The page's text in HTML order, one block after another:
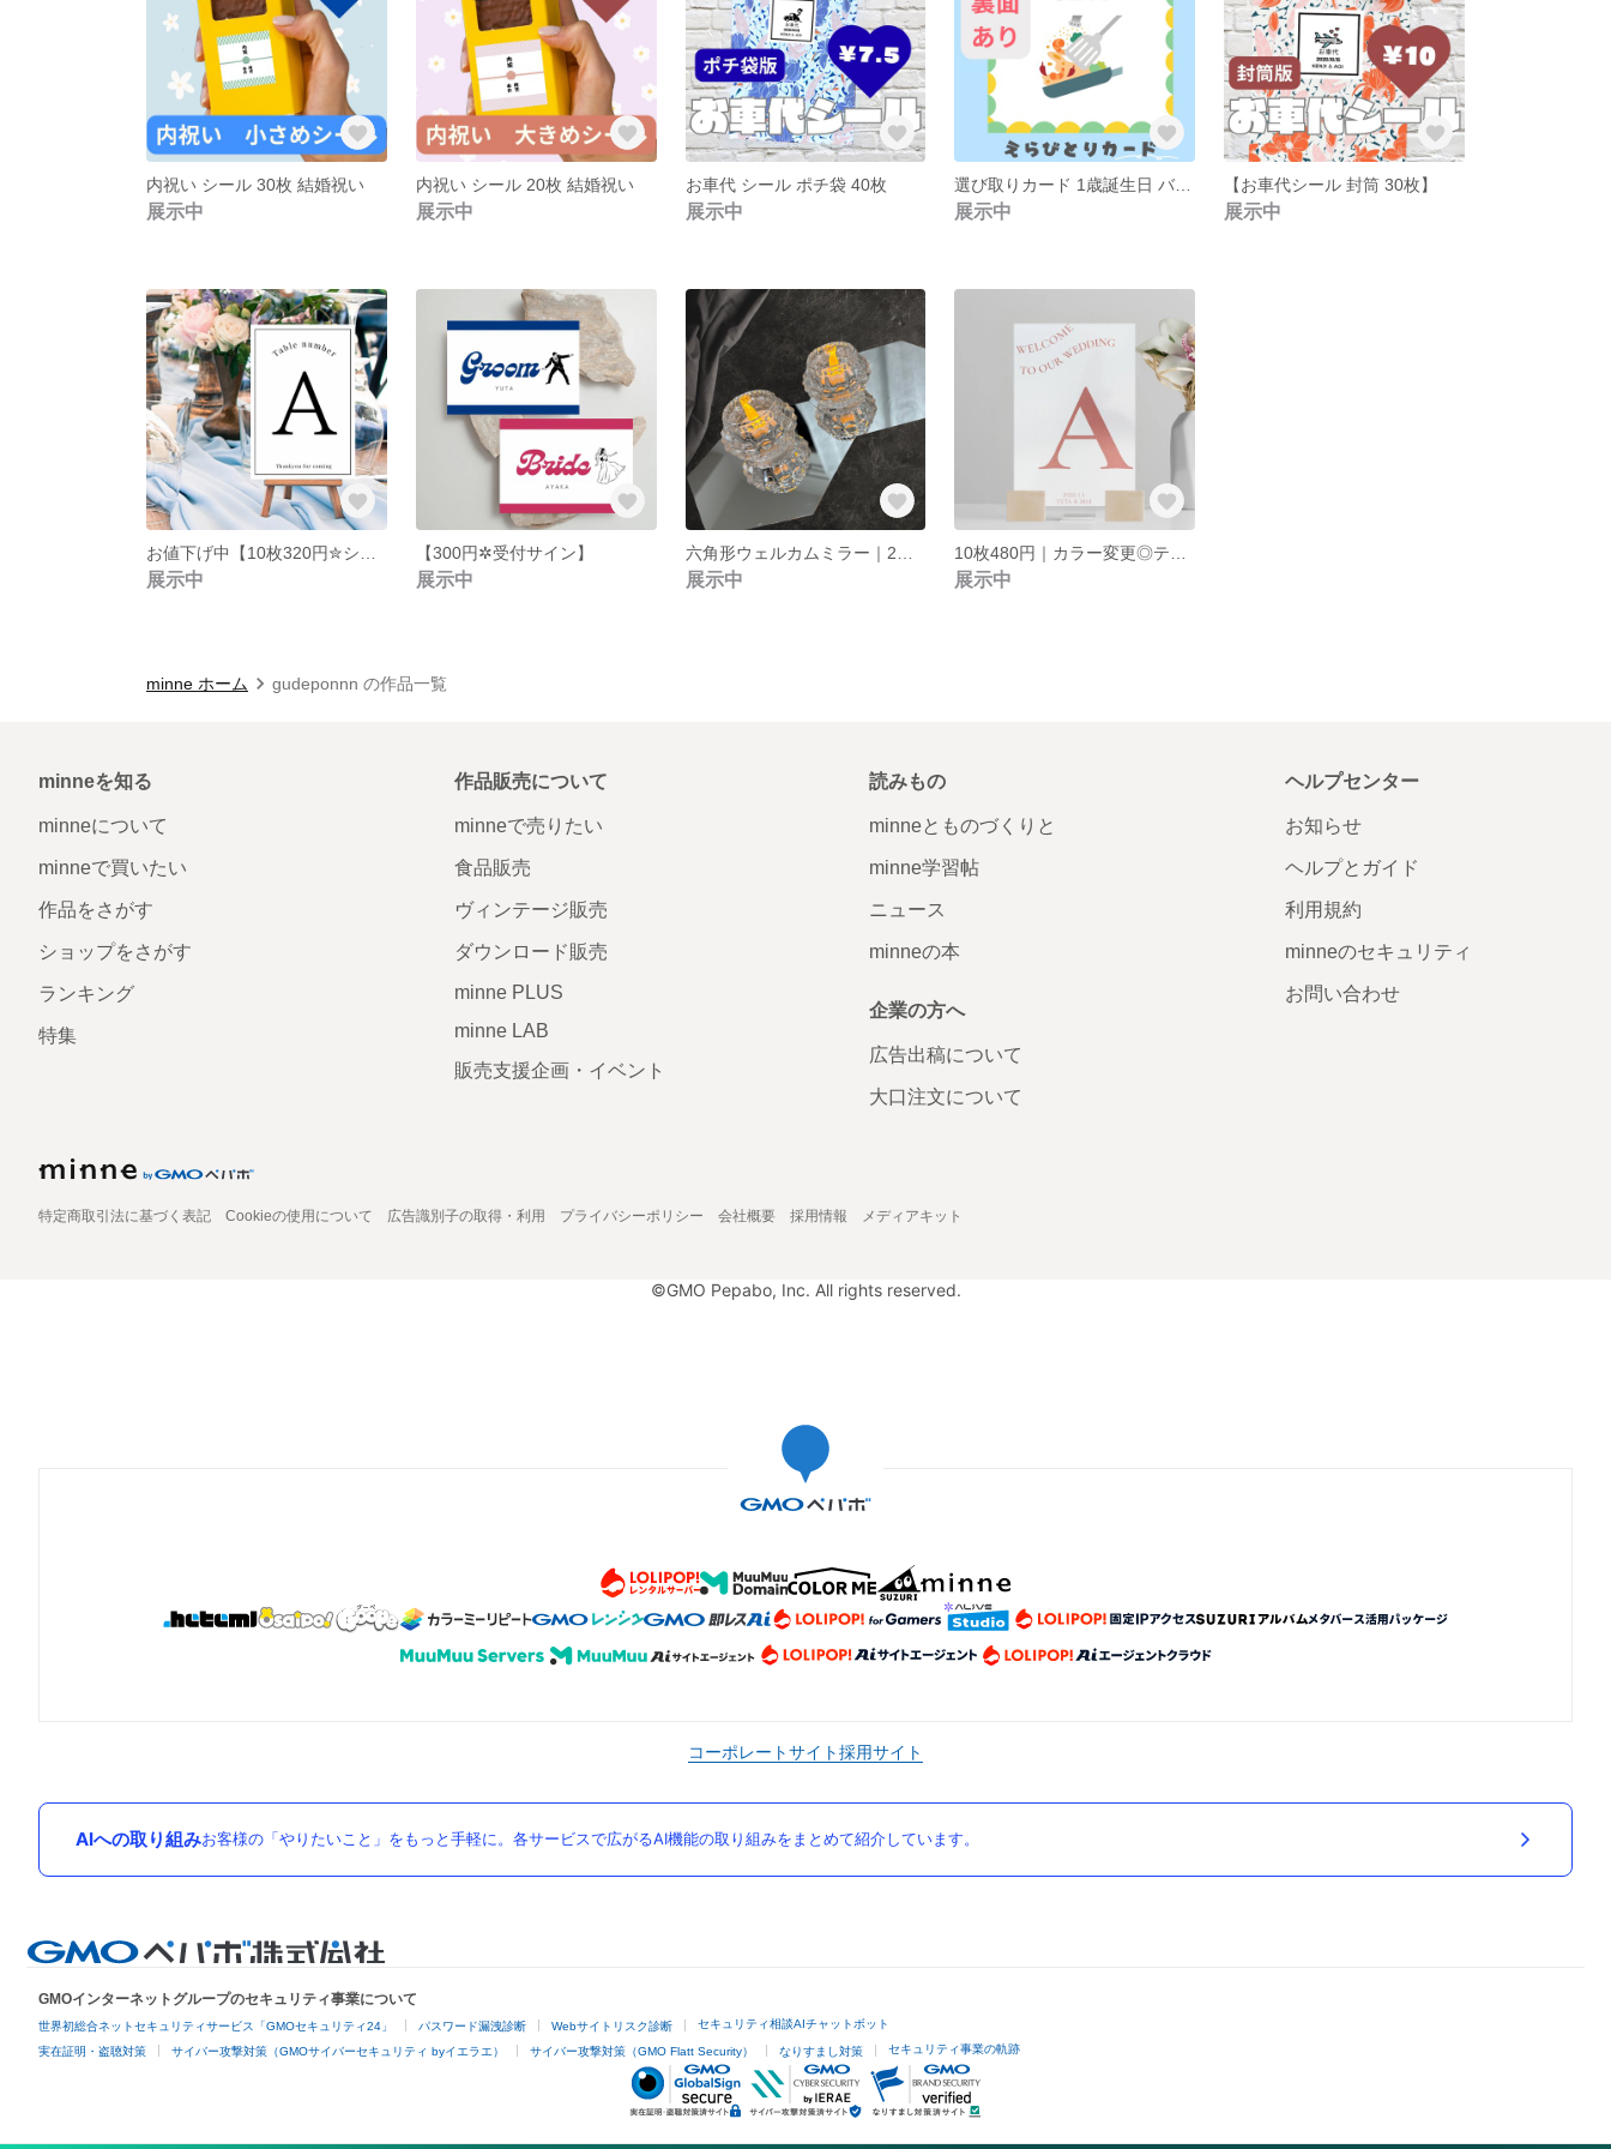
内祝い シール 30枚 結婚祝い
展示中
内祝い シール 20枚 結婚祝い
展示中
お車代 シール ポチ袋 40枚
展示中
選び取りカード 1歳誕生日 バースデーフォト
展示中
【お車代シール 封筒 30枚】
展示中
展示中
【300円✲受付サイン】
展示中 展示中 展示中
minne ホーム gudeponnn の作品一覧
minneを知る
minneについて
minneで買いたい
作品をさがす
ショップをさがす
ランキング
特集
作品販売について
minneで売りたい
食品販売
ヴィンテージ販売
ダウンロード販売
minne PLUS
minne LAB
販売支援企画・イベント
読みもの
minneとものづくりと
minne学習帖
ニュース
minneの本
企業の方へ
広告出稿について
大口注文について
ヘルプセンター
お知らせ
ヘルプとガイド
利用規約
minneのセキュリティ
お問い合わせ
特定商取引法に基づく表記 Cookieの使用について 広告識別子の取得・利用 プライバシーポリシー 会社概要 採用情報 メディアキット
©GMO Pepabo, Inc. All rights reserved.
コーポレートサイト採用サイト
AIへの取り組みお客様の「やりたいこと」をもっと手軽に。各サービスで広がるAI機能の取り組みをまとめて紹介しています。
GMOインターネットグループのセキュリティ事業について
世界初総合ネットセキュリティサービス「GMOセキュリティ24」 パスワード漏洩診断 Webサイトリスク診断 セキュリティ相談AIチャットボット
実在証明・盗聴対策 サイバー攻撃対策（GMOサイバーセキュリティ byイエラエ） サイバー攻撃対策（GMO Flatt Security） なりすまし対策 セキュリティ事業の軌跡